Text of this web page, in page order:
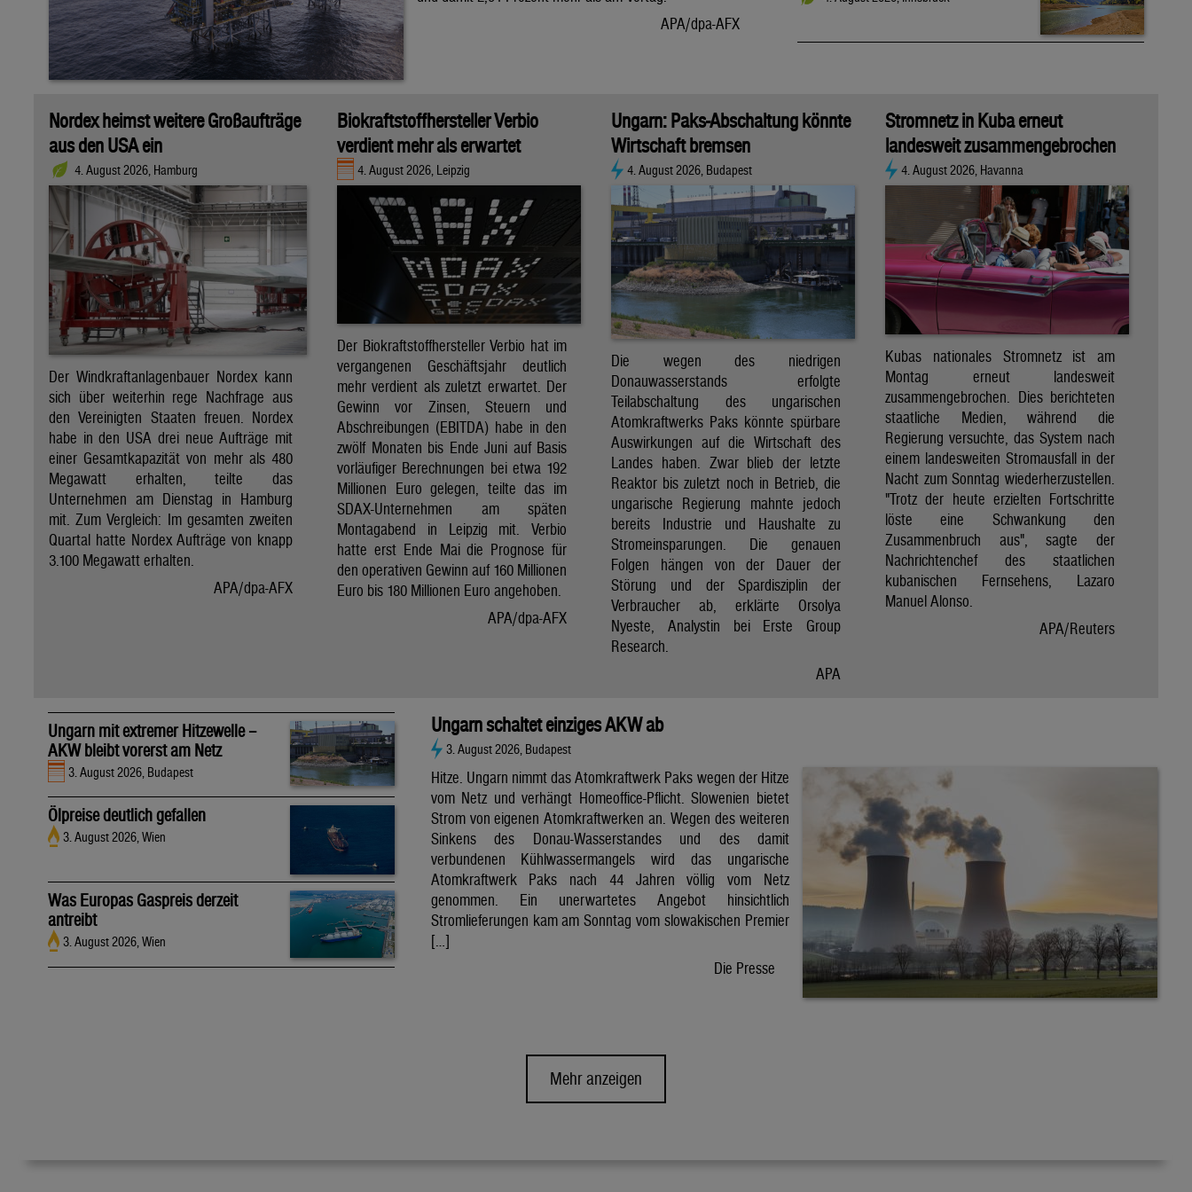
APA/dpa-AFX
Nordex heimst weitere Großaufträge
aus den USA ein
4. August 2026, Hamburg
Der Windkraftanlagenbauer Nordex kann
sich über weiterhin rege Nachfrage aus
den Vereinigten Staaten freuen. Nordex
habe in den USA drei neue Aufträge mit
einer Gesamtkapazität von mehr als 480
Megawatt erhalten, teilte das
Unternehmen am Dienstag in Hamburg
mit. Zum Vergleich: Im gesamten zweiten
Quartal hatte Nordex Aufträge von knapp
3.100 Megawatt erhalten.
APA/dpa-AFX
Biokraftstoffhersteller Verbio
verdient mehr als erwartet
4. August 2026, Leipzig
Der Biokraftstoffhersteller Verbio hat im
vergangenen Geschäftsjahr deutlich
mehr verdient als zuletzt erwartet. Der
Gewinn vor Zinsen, Steuern und
Abschreibungen (EBITDA) habe in den
zwölf Monaten bis Ende Juni auf Basis
vorläufiger Berechnungen bei etwa 192
Millionen Euro gelegen, teilte das im
SDAX-Unternehmen am späten
Montagabend in Leipzig mit. Verbio
hatte erst Ende Mai die Prognose für
den operativen Gewinn auf 160 Millionen
Euro bis 180 Millionen Euro angehoben.
APA/dpa-AFX
Ungarn: Paks-Abschaltung könnte
Wirtschaft bremsen
4. August 2026, Budapest
Die wegen des niedrigen
Donauwasserstands erfolgte
Teilabschaltung des ungarischen
Atomkraftwerks Paks könnte spürbare
Auswirkungen auf die Wirtschaft des
Landes haben. Zwar blieb der letzte
Reaktor bis zuletzt noch in Betrieb, die
ungarische Regierung mahnte jedoch
bereits Industrie und Haushalte zu
Stromeinsparungen. Die genauen
Folgen hängen von der Dauer der
Störung und der Spardisziplin der
Verbraucher ab, erklärte Orsolya
Nyeste, Analystin bei Erste Group
Research.
APA
Stromnetz in Kuba erneut
landesweit zusammengebrochen
4. August 2026, Havanna
Kubas nationales Stromnetz ist am
Montag erneut landesweit
zusammengebrochen. Dies berichteten
staatliche Medien, während die
Regierung versuchte, das System nach
einem landesweiten Stromausfall in der
Nacht zum Sonntag wiederherzustellen.
"Trotz der heute erzielten Fortschritte
löste eine Schwankung den
Zusammenbruch aus", sagte der
Nachrichtenchef des staatlichen
kubanischen Fernsehens, Lazaro
Manuel Alonso.
APA/Reuters
Ungarn mit extremer Hitzewelle –
AKW bleibt vorerst am Netz
3. August 2026, Budapest
Ölpreise deutlich gefallen
3. August 2026, Wien
Was Europas Gaspreis derzeit
antreibt
3. August 2026, Wien
Ungarn schaltet einziges AKW ab
3. August 2026, Budapest
Hitze. Ungarn nimmt das Atomkraftwerk Paks wegen der Hitze
vom Netz und verhängt Homeoffice-Pflicht. Slowenien bietet
Strom von eigenen Atomkraftwerken an. Wegen des weiteren
Sinkens des Donau-Wasserstandes und des damit
verbundenen Kühlwassermangels wird das ungarische
Atomkraftwerk Paks nach 44 Jahren völlig vom Netz
genommen. Ein unerwartetes Angebot hinsichtlich
Stromlieferungen kam am Sonntag vom slowakischen Premier
[…]
Die Presse
Mehr anzeigen